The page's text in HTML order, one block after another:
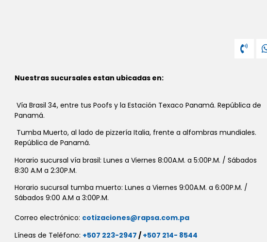
Nuestras sucursales estan ubicadas en:
Vía Brasil 34, entre tus Poofs y la Estación Texaco Panamá. República de
Panamá.
Tumba Muerto, al lado de pizzería Italia, frente a alfombras mundiales.
República de Panamá.
Horario sucursal vía brasil: Lunes a Viernes 8:00A.M. a 5:00P.M. / Sábados
8:30 A.M a 2:30P.M.
Horario sucursal tumba muerto: Lunes a Viernes 9:00A.M. a 6:00P.M. /
Sábados 9:00 A.M a 3:00P.M.
Correo electrónico: cotizaciones@rapsa.com.pa
Líneas de Teléfono: +507 223-2947 / +507 214- 8544